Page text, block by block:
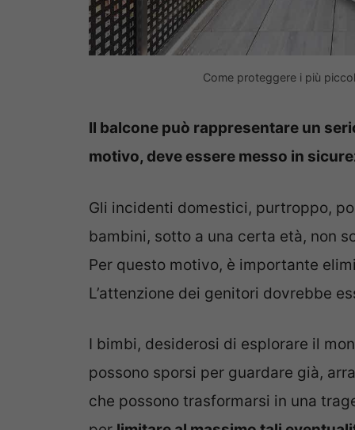
Come proteggere i più
Il balcone può rappresentare un
motivo, deve essere messo in
Gli incidenti domestici, purtroppo,
bambini, sotto a una certa età, non
Per questo motivo, è importante
L’attenzione dei genitori dovrebbe
I bimbi, desiderosi di esplorare il
possono sporsi per guardare già,
che possono trasformarsi in una